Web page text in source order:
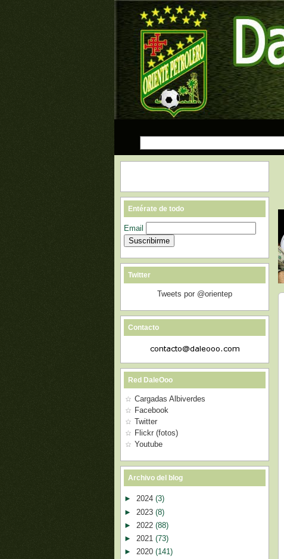
Entérate de todo
Email
Twitter
Tweets por @orientep
Contacto
Red DaleOoo
Cargadas Albiverdes
Facebook
Twitter
Flickr (fotos)
Youtube
Archivo del blog
► 2024 (3)
► 2023 (8)
► 2022 (88)
► 2021 (73)
► 2020 (141)